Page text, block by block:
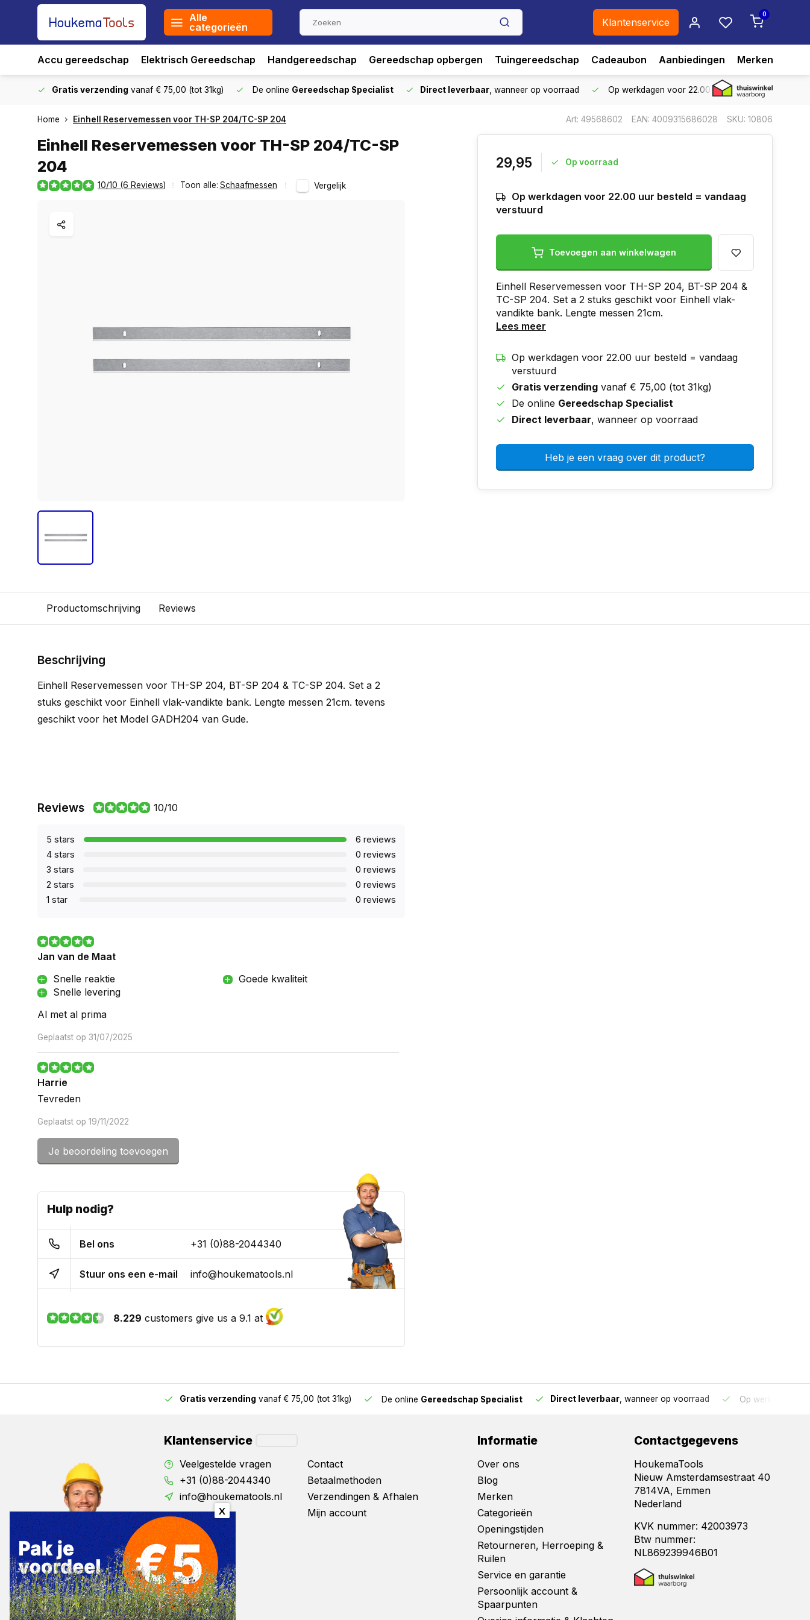
Alle
categorieën
Klantenservice
0
Accu gereedschap Elektrisch Gereedschap Handgereedschap Gereedschap opbergen Tuingereedschap Cadeaubon Aanbiedingen Merken
Gratis verzending vanaf € 75,00 (tot 31kg) De online Gereedschap Specialist Direct leverbaar , wanneer op voorraad Op werkdagen voor 22.00 uur besteld,vandaag
Home Einhell Reservemessen voor TH-SP 204/TC-SP 204 Art: 49568602 EAN: 4009315686028 SKU: 10806
Einhell Reservemessen voor TH-SP 204/TC-SP
204
10/10 (6 Reviews) Toon alle: Schaafmessen Vergelijk
29,95 Op voorraad
Op werkdagen voor 22.00 uur besteld = vandaag
verstuurd
Toevoegen aan winkelwagen
Einhell Reservemessen voor TH-SP 204, BT-SP 204 &
TC-SP 204. Set a 2 stuks geschikt voor Einhell vlak-
vandikte bank. Lengte messen 21cm.
Lees meer
Op werkdagen voor 22.00 uur besteld = vandaag
verstuurd
Gratis verzending vanaf € 75,00 (tot 31kg)
De online Gereedschap Specialist
Direct leverbaar, wanneer op voorraad
Heb je een vraag over dit product?
Productomschrijving Reviews
Beschrijving
Einhell Reservemessen voor TH-SP 204, BT-SP 204 & TC-SP 204. Set a 2
stuks geschikt voor Einhell vlak-vandikte bank. Lengte messen 21cm. tevens
geschikt voor het Model GADH204 van Gude.
Reviews 10/10
5 stars
6 reviews
4 stars
0 reviews
3 stars
0 reviews
2 stars
0 reviews
1 star
0 reviews
Jan van de Maat
Snelle reaktie
Snelle levering
Goede kwaliteit
Al met al prima
Geplaatst op 31/07/2025
Harrie
Tevreden
Geplaatst op 19/11/2022
Math Houben
voorraad en de levering supersnel
zeer goed verpakt, snelle levering, goede website, messen zien er prima uit ,
heb ze als reserve heb ze nu nog niet nodig
Geplaatst op 22/06/2022
Goed en snel geleverd
Geplaatst op 08/04/2022
Je beoordeling toevoegen
Hulp nodig?
Bel ons +31 (0)88-2044340
Stuur ons een e-mail info@houkematools.nl
8.229 customers give us a 9.1 at
Gratis verzending vanaf € 75,00 (tot 31kg) De online Gereedschap Specialist Direct leverbaar , wanneer op voorraad Op werkdagen
Klantenservice
Veelgestelde vragen
+31 (0)88-2044340
info@houkematools.nl
Contact
Betaalmethoden
Verzendingen & Afhalen
Mijn account
Informatie
Over ons
Blog
Merken
Categorieën
Openingstijden
Retourneren, Herroeping &
Ruilen
Service en garantie
Persoonlijk account &
Spaarpunten
Contactgegevens
HoukemaTools
Nieuw Amsterdamsestraat 40
7814VA, Emmen
Nederland
KVK nummer: 42003973
Btw nummer:
NL869239946B01
X